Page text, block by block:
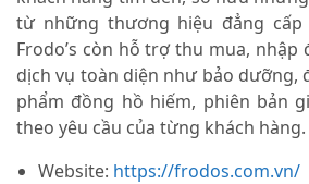
từ những thương hiệu đẳng
Frodo’s còn hỗ trợ thu mua, nhập
dịch vụ toàn diện như bảo dưỡng,
phẩm đồng hồ hiếm, phiên bản
theo yêu cầu của từng khách hàng.
Website: https://frodos.com.vn/